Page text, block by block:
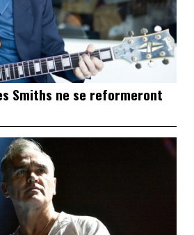
Smiths ne se reformeront